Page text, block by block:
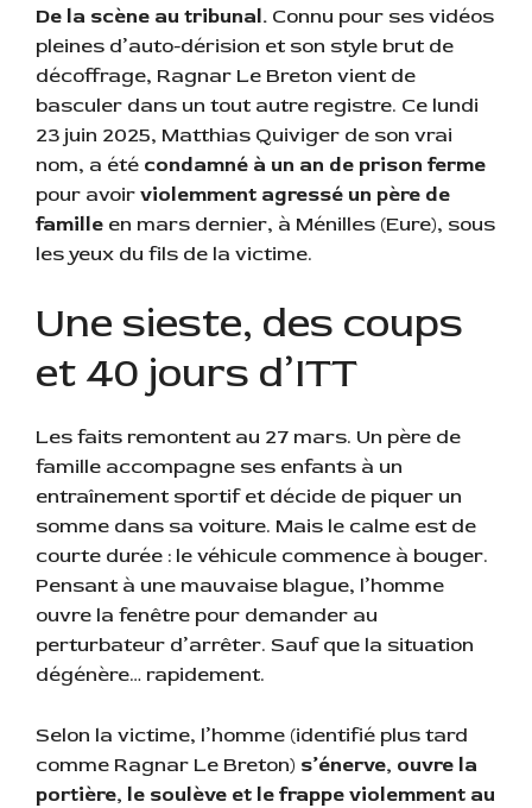
De la scène au tribunal. Connu pour ses vidéos
pleines d’auto-dérision et son style brut de
décoffrage, Ragnar Le Breton vient de
basculer dans un tout autre registre. Ce lundi
23 juin 2025, Matthias Quiviger de son vrai
nom, a été condamné à un an de prison ferme
pour avoirviolemment agressé un père de
famille en mars dernier, à Ménilles (Eure), sous
les yeux du fils de la victime.
Une sieste, des coups
et 40 jours d’ITT
Les faits remontent au 27 mars. Un père de
famille accompagne ses enfants à un
entraînement sportif et décide de piquer un
somme dans sa voiture. Mais le calme est de
courte durée : le véhicule commence à bouger.
Pensant à une mauvaise blague, l’homme
ouvre la fenêtre pour demander au
perturbateur d’arrêter. Sauf que la situation
dégénère… rapidement.
Selon la victime, l’homme (identifié plus tard
comme Ragnar Le Breton) s’énerve, ouvre la
portière, le soulève et le frappe violemment au